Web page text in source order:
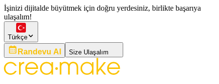
İşinizi dijitalde büyütmek için doğru yerdesiniz, birlikte başarıya
ulaşalım!
Türkçe
Randevu Al Size Ulaşalım